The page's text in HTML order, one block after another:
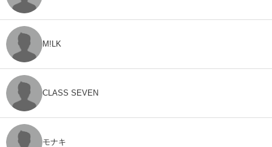
M!LK
CLASS SEVEN
モナキ